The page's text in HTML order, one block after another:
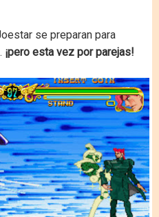
se preparan para
¡pero esta vez por parejas!